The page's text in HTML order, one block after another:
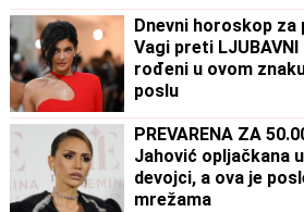
Dnevni horoskop za
Vagi preti LJUBAVNI
rođeni u ovom
poslu
PREVARENA ZA
Jahović opljačkana
devojci, a ova je
mrežama